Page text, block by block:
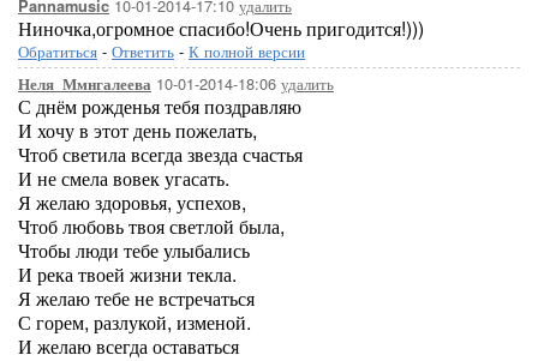
Pannamusic 10-01-2014-17:10 удалить
Ниночка,огромное спасибо!Очень пригодится!)))
Обратиться - Ответить - К полной версии
Неля_Ммнгалеева 10-01-2014-18:06 удалить
С днём рожденья тебя поздравляю
И хочу в этот день пожелать,
Чтоб светила всегда звезда счастья
И не смела вовек угасать.
Я желаю здоровья, успехов,
Чтоб любовь твоя светлой была,
Чтобы люди тебе улыбались
И река твоей жизни текла.
Я желаю тебе не встречаться
С горем, разлукой, изменой.
И желаю всегда оставаться